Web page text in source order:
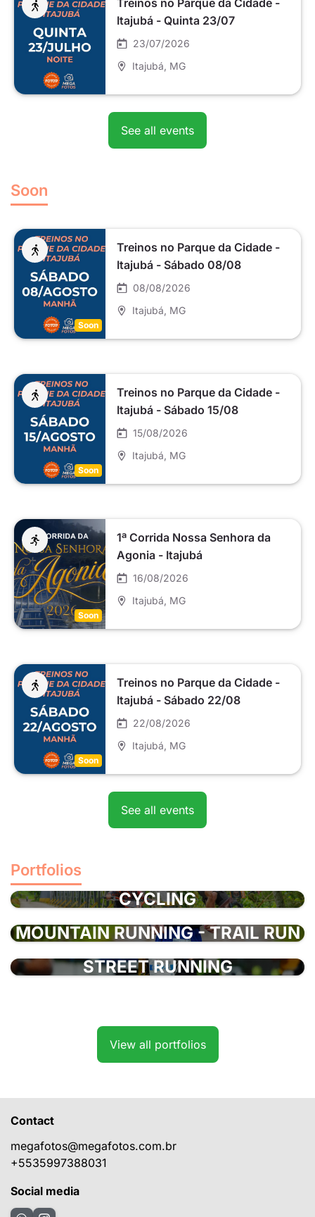
Treinos no Parque da Cidade -
Itajubá - Quinta 23/07
23/07/2026
Itajubá , MG
See all events
Soon
Soon
Treinos no Parque da Cidade -
Itajubá - Sábado 08/08
08/08/2026
Itajubá , MG
Soon
Treinos no Parque da Cidade -
Itajubá - Sábado 15/08
15/08/2026
Itajubá , MG
Soon
1ª Corrida Nossa Senhora da
Agonia - Itajubá
16/08/2026
Itajubá , MG
Soon
Treinos no Parque da Cidade -
Itajubá - Sábado 22/08
22/08/2026
Itajubá , MG
See all events
Portfolios
CYCLING
MOUNTAIN RUNNING - TRAIL RUN
STREET RUNNING
View all portfolios
Contact
megafotos@megafotos.com.br
+5535997388031
Social media